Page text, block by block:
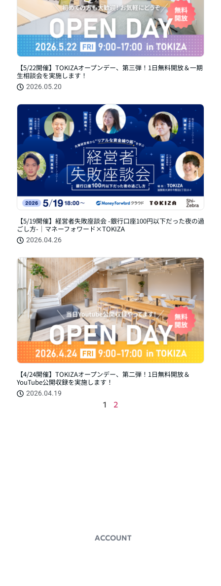
【5/22開催】TOKIZAオープンデー、第三弾！1日無料開放＆一期
生相談会を実施します！
2026.05.20
【5/19開催】経営者失敗座談会 -銀行口座100円以下だった夜の過
ごし方-｜マネーフォワード×TOKIZA
2026.04.26
【4/24開催】TOKIZAオープンデー、第二弾！1日無料開放＆
YouTube公開収録を実施します！
2026.04.19
1 2
ACCOUNT